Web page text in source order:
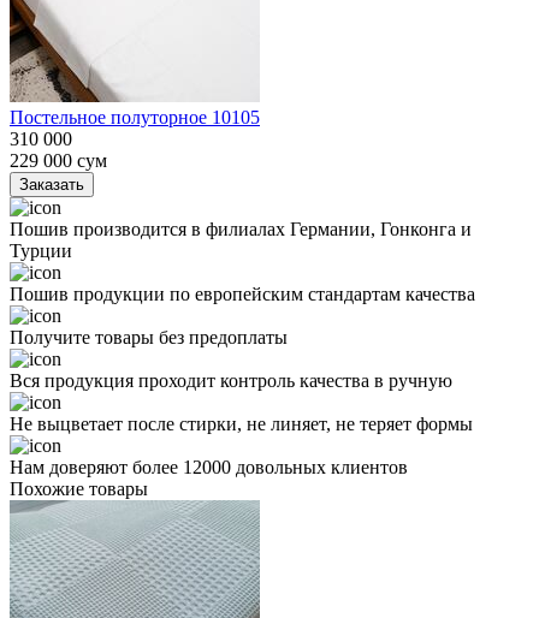
Постельное полуторное 10105
310 000
229 000 сум
Заказать
Пошив производится в филиалах Германии, Гонконга и
Турции
Пошив продукции по европейским стандартам качества
Получите товары без предоплаты
Вся продукция проходит контроль качества в ручную
Не выцветает после стирки, не линяет, не теряет формы
Нам доверяют более 12000 довольных клиентов
Похожие товары